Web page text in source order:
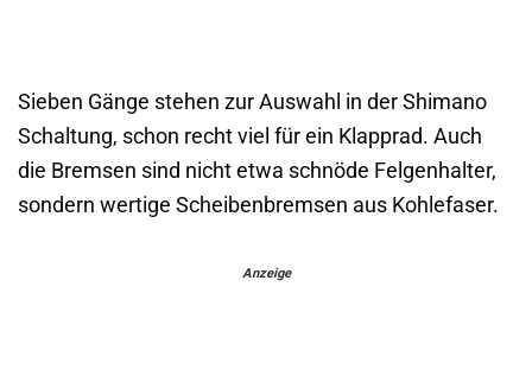
Sieben Gänge stehen zur Auswahl in der Shimano
Schaltung, schon recht viel für ein Klapprad. Auch
die Bremsen sind nicht etwa schnöde Felgenhalter,
sondern wertige Scheibenbremsen aus Kohlefaser.
Anzeige